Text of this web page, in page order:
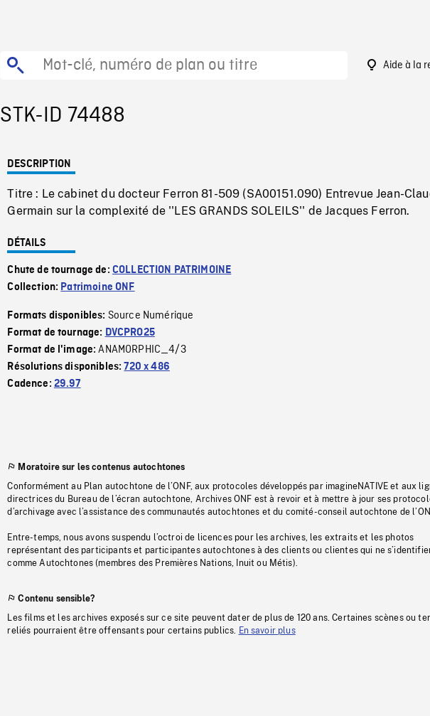
Aide à la
STK-ID 74488
DESCRIPTION
Titre : Le cabinet du docteur Ferron 81-509 (SA00151.090) Entrevue Jean-
Germain sur la complexité de ''LES GRANDS SOLEILS'' de Jacques Ferron.
DÉTAILS
Chute de tournage de: COLLECTION PATRIMOINE
Collection: Patrimoine ONF
Formats disponibles: Source Numérique
Format de tournage: DVCPRO25
Format de l'image:ANAMORPHIC_4/3
Résolutions disponibles:720 x 486
Cadence: 29.97
Moratoire sur les contenus autochtones
Conformément au Plan autochtone de l’ONF, aux protocoles développés par imagineNATIVE et aux
directrices du Bureau de l’écran autochtone, Archives ONF est à revoir et à mettre à jour ses
d’archivage avec l’assistance des communautés autochtones et du comité-conseil autochtone de
Entre-temps, nous avons suspendu l’octroi de licences pour les archives, les extraits et les photos
représentant des participants et participantes autochtones à des clients ou clientes qui ne
comme Autochtones (membres des Premières Nations, Inuit ou Métis).
Contenu sensible?
Les films et les archives exposés sur ce site peuvent dater de plus de 120 ans. Certaines scènes ou
reliés pourraient être offensants pour certains publics. En savoir plus